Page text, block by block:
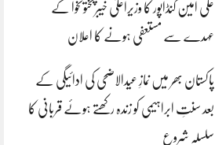
علی امین گنڈاپور کا وزیراعلیٰ خیبرپختونخوا کے
عہدے سے مستعفی ہونے کا اعلان
پاکستان بھر میں نمازِ عیدالاضحی کی ادائیگی کے
بعد سنتِ ابراہیمی کو زندہ رکھتے ہوئے قربانی کا
سلسلہ شروع